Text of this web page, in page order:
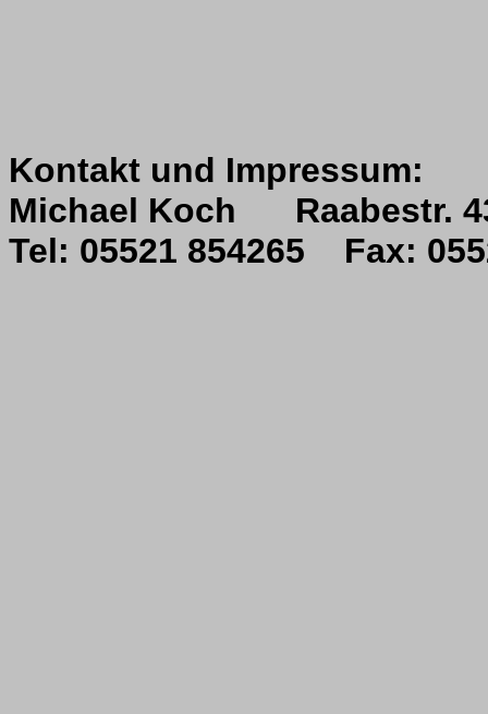
Kontakt und Impressum:
Michael Koch Raabestr.
Tel: 05521 854265 Fax: